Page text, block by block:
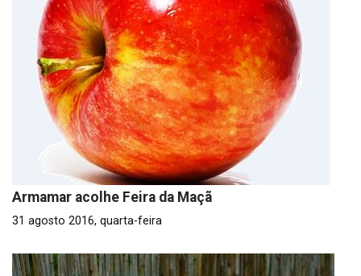
Armamar acolhe Feira da Maçã
31 agosto 2016, quarta-feira